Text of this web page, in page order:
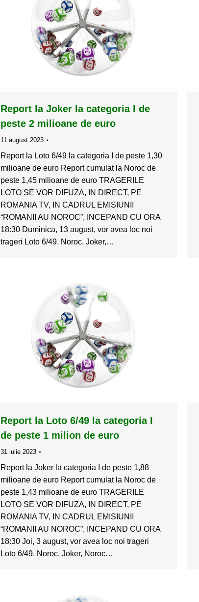
Report la Joker la categoria I de
peste 2 milioane de euro
11 august 2023
Report la Loto 6/49 la categoria I de peste 1,30
milioane de euro Report cumulat la Noroc de
peste 1,45 milioane de euro TRAGERILE
LOTO SE VOR DIFUZA, IN DIRECT, PE
ROMANIA TV, IN CADRUL EMISIUNII
“ROMANII AU NOROC”, INCEPAND CU ORA
18:30 Duminica, 13 august, vor avea loc noi
trageri Loto 6/49, Noroc, Joker,…
Report la Loto 6/49 la categoria I
de peste 1 milion de euro
31 iulie 2023
Report la Joker la categoria I de peste 1,88
milioane de euro Report cumulat la Noroc de
peste 1,43 milioane de euro TRAGERILE
LOTO SE VOR DIFUZA, IN DIRECT, PE
ROMANIA TV, IN CADRUL EMISIUNII
“ROMANII AU NOROC”, INCEPAND CU ORA
18:30 Joi, 3 august, vor avea loc noi trageri
Loto 6/49, Noroc, Joker, Noroc…